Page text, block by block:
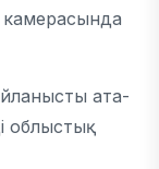
камерасында
ата-
облыстық